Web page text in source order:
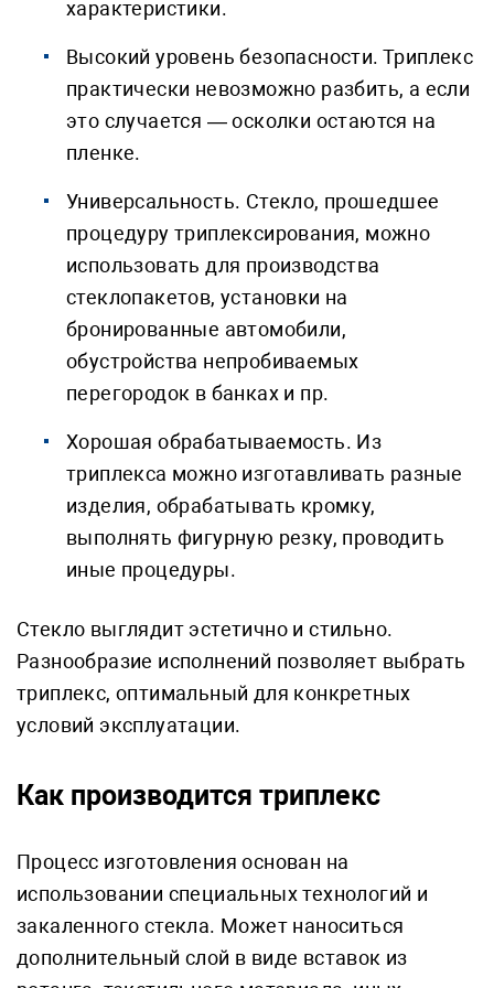
характеристики.
Высокий уровень безопасности. Триплекс
практически невозможно разбить, а если
это случается — осколки остаются на
пленке.
Универсальность. Стекло, прошедшее
процедуру триплексирования, можно
использовать для производства
стеклопакетов, установки на
бронированные автомобили,
обустройства непробиваемых
перегородок в банках и пр.
Хорошая обрабатываемость. Из
триплекса можно изготавливать разные
изделия, обрабатывать кромку,
выполнять фигурную резку, проводить
иные процедуры.
Стекло выглядит эстетично и стильно.
Разнообразие исполнений позволяет выбрать
триплекс, оптимальный для конкретных
условий эксплуатации.
Как производится триплекс
Процесс изготовления основан на
использовании специальных технологий и
закаленного стекла. Может наноситься
дополнительный слой в виде вставок из